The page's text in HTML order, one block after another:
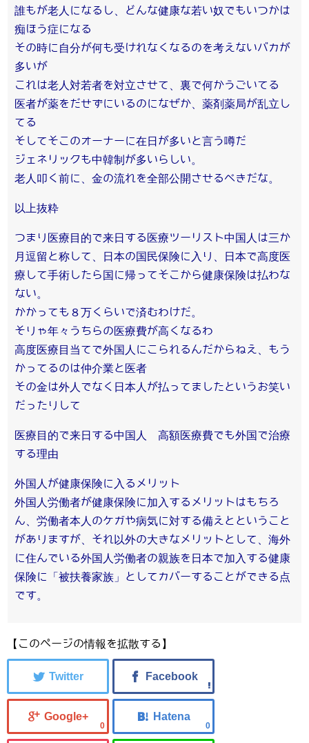
誰もが老人になるし、どんな健康な若い奴でもいつかは
痴ほう症になる
その時に自分が何も受けれなくなるのを考えないバカが
多いが
これは老人対若者を対立させて、裏で何かうごいてる
医者が薬をだせずにいるのになぜか、薬剤薬局が乱立し
てる
そしてそこのオーナーに在日が多いと言う噂だ
ジェネリックも中韓制が多いらしい。
老人叩く前に、金の流れを全部公開させるべきだな。
以上抜粋
つまり医療目的で来日する医療ツーリスト中国人は三か
月逗留と称して、日本の国民保険に入り、日本で高度医
療して手術したら国に帰ってそこから健康保険は払わな
ない。
かかっても８万くらいで済むわけだ。
そりゃ年々うちらの医療費が高くなるわ
高度医療目当てで外国人にこられるんだからねえ、もう
かってるのは仲介業と医者
その金は外人でなく日本人が払ってましたというお笑い
だったりして
医療目的で来日する中国人 高額医療費でも外国で治療
する理由
外国人が健康保険に入るメリット
外国人労働者が健康保険に加入するメリットはもちろ
ん、労働者本人のケガや病気に対する備えとということ
がありますが、それ以外の大きなメリットとして、海外
に住んでいる外国人労働者の親族を日本で加入する健康
保険に「被扶養家族」としてカバーすることができる点
です。
【このページの情報を拡散する】
0 0